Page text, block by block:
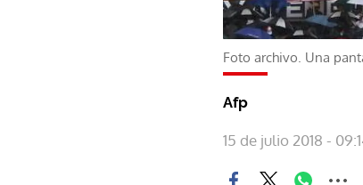
Foto archivo. Una
Afp
15 de julio 2018 -